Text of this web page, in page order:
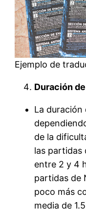
Ejemplo de
Duración
La duración
de la
las partidas
entre 2 y 4
partidas de
poco más
media de